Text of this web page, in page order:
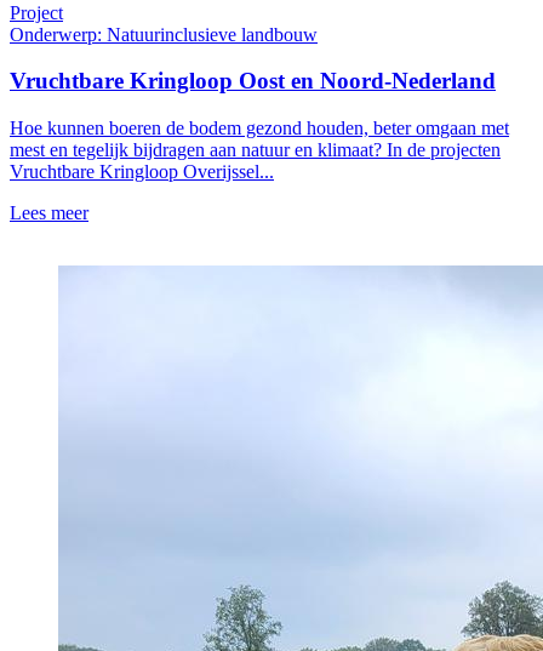
Project
Onderwerp: Natuurinclusieve landbouw
Vruchtbare Kringloop Oost en Noord-Nederland
Hoe kunnen boeren de bodem gezond houden, beter omgaan met
mest en tegelijk bijdragen aan natuur en klimaat? In de projecten
Vruchtbare Kringloop Overijssel...
Lees meer